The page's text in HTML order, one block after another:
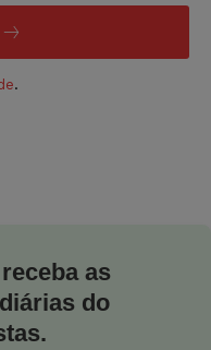
.
as
do